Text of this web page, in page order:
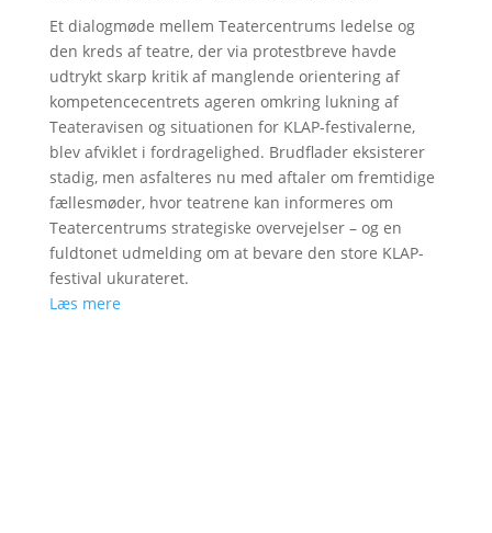
Et dialogmøde mellem Teatercentrums ledelse og
den kreds af teatre, der via protestbreve havde
udtrykt skarp kritik af manglende orientering af
kompetencecentrets ageren omkring lukning af
Teateravisen og situationen for KLAP-festivalerne,
blev afviklet i fordragelighed. Brudflader eksisterer
stadig, men asfalteres nu med aftaler om fremtidige
fællesmøder, hvor teatrene kan informeres om
Teatercentrums strategiske overvejelser – og en
fuldtonet udmelding om at bevare den store KLAP-
festival ukurateret.
Læs mere